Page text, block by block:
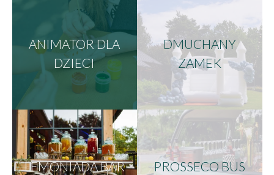
ANIMATOR DLA
DZIECI
DMUCHANY
ZAMEK
LEMONIADA BAR PROSSECO BUS